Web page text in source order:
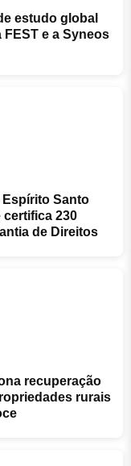
estudo global
e a Syneos
Santo
certifica 230
de Direitos
recuperação
rurais